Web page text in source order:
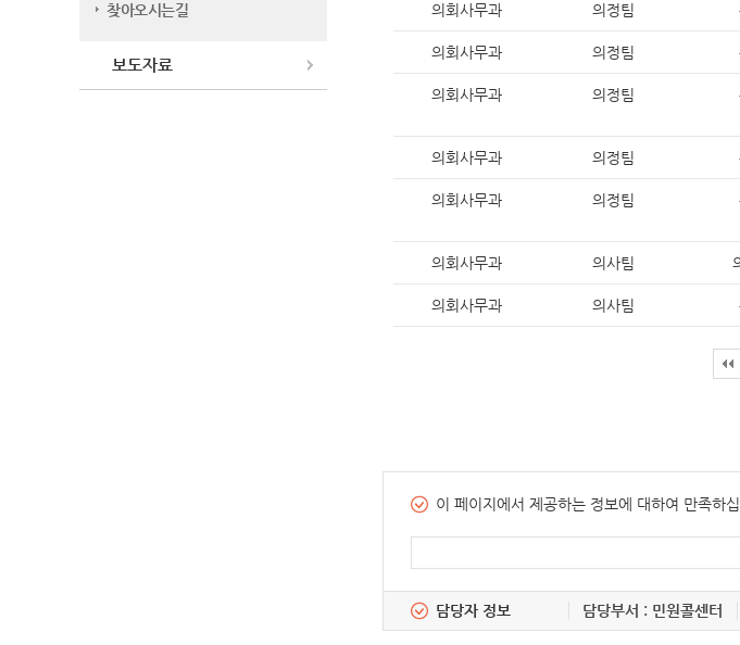
제도소개 알
공공저작물 이용안
감사행정공개
장기근속·퇴직(예
찾아오시는길
보도자료
의회사무과 의정팀
의회사무과 의정팀
의회사무과 의정팀
의회사무과 의정팀
의회사무과 의정팀
의회사무과 의사팀
의회사무과 의사팀
이 페이지에서 제공하는 정보에 대하여 만족하
담당자 정보 담당부서 : 민원콜센터